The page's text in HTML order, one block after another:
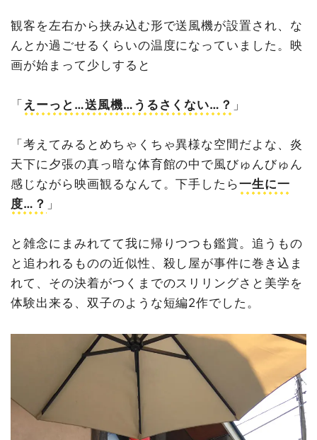
観客を左右から挟み込む形で送風機が設置され、な
んとか過ごせるくらいの温度になっていました。映
画が始まって少しすると
「 えーっと…送風機…うるさくない…？ 」
「考えてみるとめちゃくちゃ異様な空間だよな、炎
天下に夕張の真っ暗な体育館の中で風びゅんびゅん
感じながら映画観るなんて。下手したら一生に一
度…？ 」
と雑念にまみれてて我に帰りつつも鑑賞。追うもの
と追われるものの近似性、殺し屋が事件に巻き込ま
れて、その決着がつくまでのスリリングさと美学を
体験出来る、双子のような短編2作でした。